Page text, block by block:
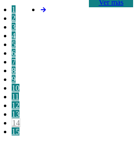
Ver más
1
2
3
4
5
6
7
8
9
10
11
12
13
14
15